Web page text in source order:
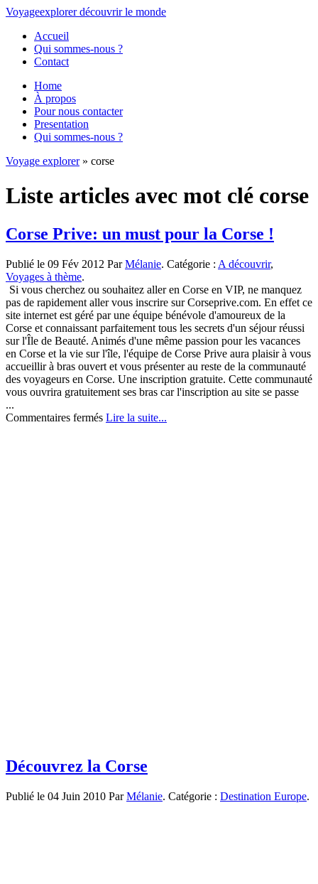
Voyageexplorer découvrirle monde
Accueil
Qui sommes-nous ?
Contact
Home
À propos
Pour nous contacter
Presentation
Qui sommes-nous ?
Voyage explorer» corse
Liste articles avec mot clé corse
Corse Prive: un must pour la Corse !
Publié le 09 Fév 2012 ParMélanie. Catégorie : A découvrir,
Voyages à thème.
Si vous cherchez ou souhaitez aller en Corse en VIP, ne manquez
pas de rapidement aller vous inscrire sur Corseprive.com. En effet ce
site internet est géré par une équipe bénévole d'amoureux de la
Corse et connaissant parfaitement tous les secrets d'un séjour réussi
sur l'Île de Beauté. Animés d'une même passion pour les vacances
en Corse et la vie sur l'île, l'équipe de Corse Prive aura plaisir à vous
accueillir à bras ouvert et vous présenter au reste de la communauté
des voyageurs en Corse. Une inscription gratuite. Cette communauté
vous ouvrira gratuitement ses bras car l'inscription au site se passe
...
Commentaires ferméssur
Lire la suite...
Découvrez la Corse
Publié le 04 Juin 2010 ParMélanie. Catégorie : Destination Europe.